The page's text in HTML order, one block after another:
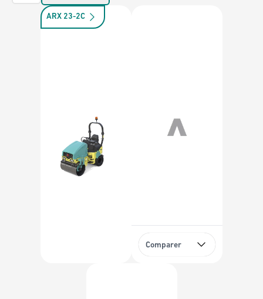
ARX 23-2C
Comparer